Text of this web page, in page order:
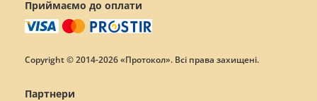
Приймаємо до оплати
Copyright © 2014-2026 «Протокол». Всі права захищені.
Партнери